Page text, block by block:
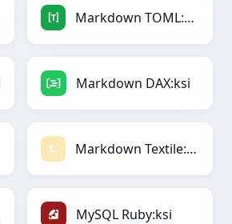
Markdown TOML:ksi
Markdown DAX:ksi
Markdown Textile:ksi
MySQL Ruby:ksi